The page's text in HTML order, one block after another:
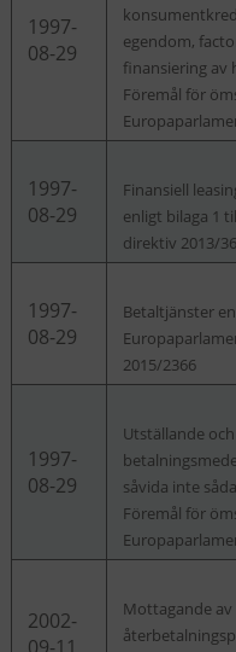
1997-
08-29
egendom,
finansiering av
Föremål för
1997-
08-29
Finansiell
enligt bilaga 1
direktiv 2013/
1997-
08-29
Betaltjänster
2015/2366
1997-
08-29
Utställande
såvida inte
Föremål för
2002-
Mottagande